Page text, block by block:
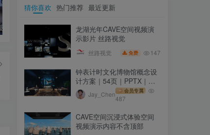
安徽楚文化博物馆 实拍照片（共29张）
猜你喜欢 热门推荐 最近更新
龙湖光年CAVE空间视频演
示影片 丝路视觉
丝路视觉 免费 147
钟表计时文化博物馆概念设
计方案｜54页｜PPTX｜
69.05MJay_Chen 会员专属
487
CAVE空间沉浸式体验空间
视频演示内容不含顶部